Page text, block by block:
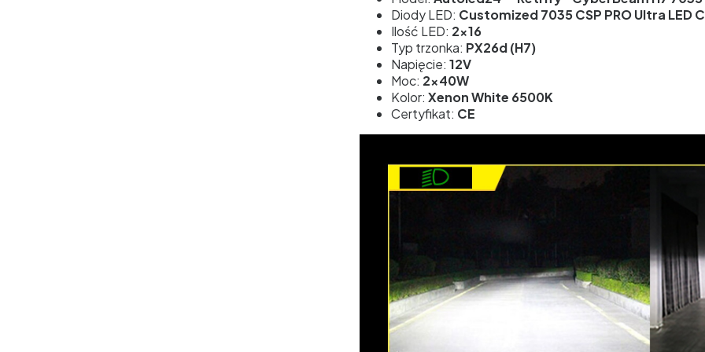
Diody LED: Customized 7035 CSP PRO Ultra LED
Ilość LED: 2x16
Typ trzonka: PX26d (H7)
Napięcie: 12V
Moc: 2x40W
Kolor: Xenon White 6500K
Certyfikat: CE